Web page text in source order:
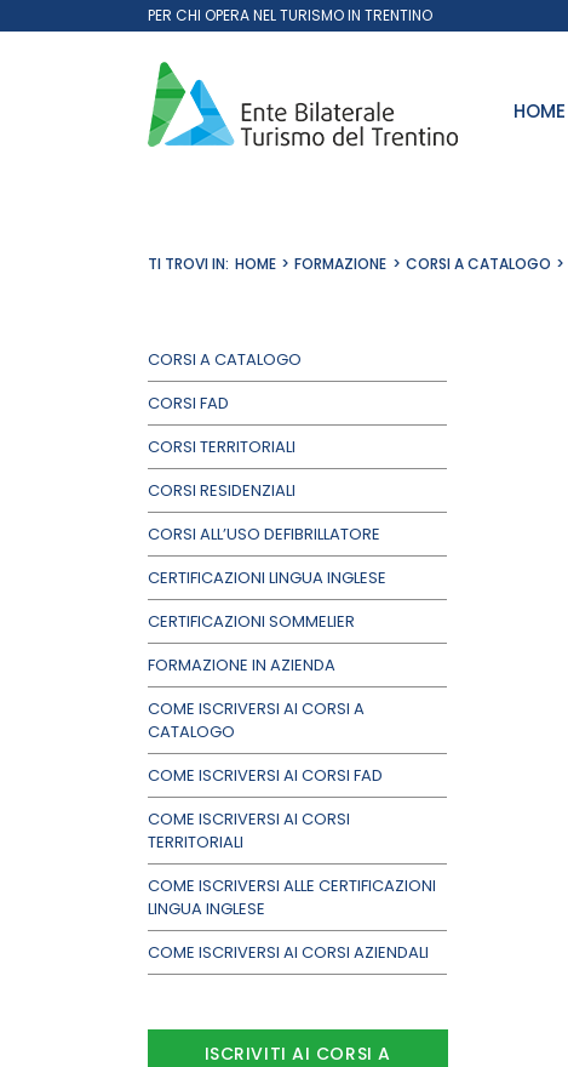
al
PER CHI OPERA NEL TURISMO IN TRENTINO
HOME
TI TROVI IN: HOME FORMAZIONE CORSI A CATALOGO
CORSI A CATALOGO
CORSI FAD
CORSI TERRITORIALI
CORSI RESIDENZIALI
CORSI ALL’USO DEFIBRILLATORE
CERTIFICAZIONI LINGUA INGLESE
CERTIFICAZIONI SOMMELIER
FORMAZIONE IN AZIENDA
COME ISCRIVERSI AI CORSI A
CATALOGO
COME ISCRIVERSI AI CORSI FAD
COME ISCRIVERSI AI CORSI
TERRITORIALI
COME ISCRIVERSI ALLE CERTIFICAZIONI
LINGUA INGLESE
COME ISCRIVERSI AI CORSI AZIENDALI
ISCRIVITI AI CORSI A